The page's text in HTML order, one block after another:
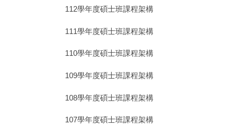
112學年度碩士班課程架構
111學年度碩士班課程架構
110學年度碩士班課程架構
109學年度碩士班課程架構
108學年度碩士班課程架構
107學年度碩士班課程架構